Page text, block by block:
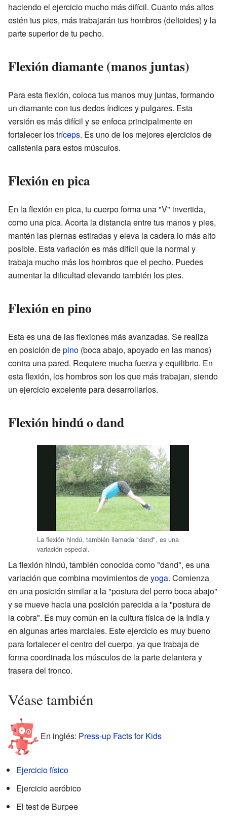
haciendo el ejercicio mucho más difícil. Cuanto más altos
estén tus pies, más trabajarán tus hombros (deltoides) y la
parte superior de tu pecho.
Flexión diamante (manos juntas)
Para esta flexión, coloca tus manos muy juntas, formando
un diamante con tus dedos índices y pulgares. Esta
versión es más difícil y se enfoca principalmente en
fortalecer lostríceps. Es uno de los mejores ejercicios de
calistenia para estos músculos.
Flexión en pica
En la flexión en pica, tu cuerpo forma una "V" invertida,
como una pica. Acorta la distancia entre tus manos y pies,
mantén las piernas estiradas y eleva la cadera lo más alto
posible. Esta variación es más difícil que la normal y
trabaja mucho más los hombros que el pecho. Puedes
aumentar la dificultad elevando también los pies.
Flexión en pino
Esta es una de las flexiones más avanzadas. Se realiza
en posición depino (boca abajo, apoyado en las manos)
contra una pared. Requiere mucha fuerza y equilibrio. En
esta flexión, los hombros son los que más trabajan, siendo
un ejercicio excelente para desarrollarlos.
Flexión hindú o dand
La flexión hindú, también llamada "dand", es una
variación especial.
La flexión hindú, también conocida como "dand", es una
variación que combina movimientos deyoga. Comienza
en una posición similar a la "postura del perro boca abajo"
y se mueve hacia una posición parecida a la "postura de
la cobra". Es muy común en la cultura física de la India y
en algunas artes marciales. Este ejercicio es muy bueno
para fortalecer el centro del cuerpo, ya que trabaja de
forma coordinada los músculos de la parte delantera y
trasera del tronco.
Véase también
En inglés: Press-up Facts for Kids
Ejercicio físico
Ejercicio aeróbico
El test de Burpee